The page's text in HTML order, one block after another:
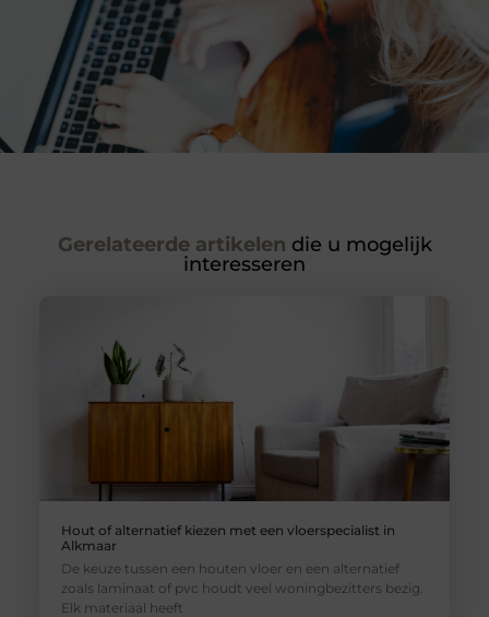
Gerelateerde artikelen die u mogelijk
interesseren
Hout of alternatief kiezen met een vloerspecialist in
Alkmaar
De keuze tussen een houten vloer en een alternatief
zoals laminaat of pvc houdt veel woningbezitters bezig.
Elk materiaal heeft